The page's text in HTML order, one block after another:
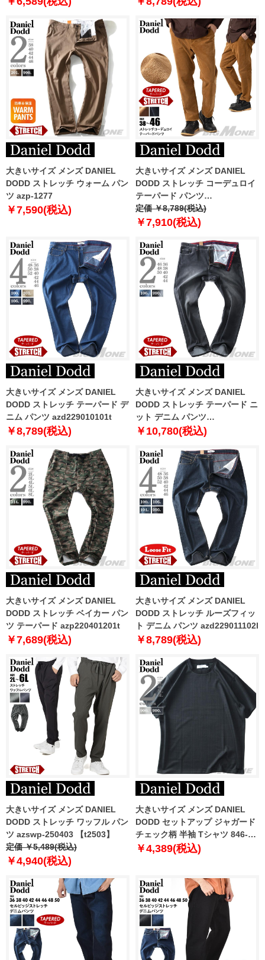
大きいサイズ メンズ DANIEL
DODD ストレッチ ウォーム パン
ツ azp-1277
￥7,590(税込)
大きいサイズ メンズ DANIEL
DODD ストレッチ コーデュロイ
テーパード パンツ
azp250501201t 【t2502】
定価 ￥8,789(税込)
￥7,910(税込)
大きいサイズ メンズ DANIEL
DODD ストレッチ テーパード デ
ニム パンツ azd229010101t
￥8,789(税込)
大きいサイズ メンズ DANIEL
DODD ストレッチ テーパード ニ
ット デニム パンツ
azd229014101t
￥10,780(税込)
大きいサイズ メンズ DANIEL
DODD ストレッチ ベイカー パン
ツ テーパード azp220401201t
￥7,689(税込)
大きいサイズ メンズ DANIEL
DODD ストレッチ ルーズフィッ
ト デニム パンツ azd229011102l
￥8,789(税込)
大きいサイズ メンズ DANIEL
DODD ストレッチ ワッフル パン
ツ azswp-250403 【t2503】
定価 ￥5,489(税込)
￥4,940(税込)
大きいサイズ メンズ DANIEL
DODD セットアップ ジャガード
チェック柄 半袖 Tシャツ 846-
t2402jqd
￥4,389(税込)